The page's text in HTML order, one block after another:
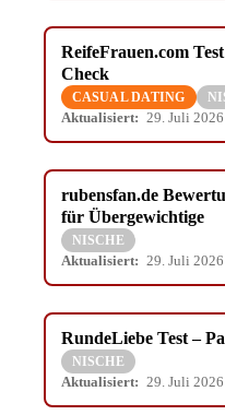
ReifeFrauen.com
Check
CASUAL DATING
Aktualisiert: 29. Juli 2026
rubensfan.de
für Übergewichtige
NISCHE
Aktualisiert: 29. Juli 2026
RundeLiebe Test –
NISCHE
Aktualisiert: 29. Juli 2026